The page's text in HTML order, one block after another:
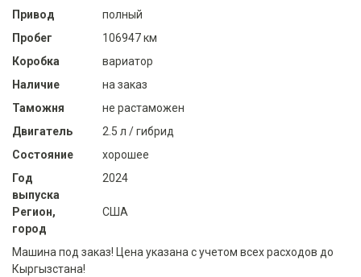
Привод
полный
Пробег
106947 км
Коробка
вариатор
Наличие
на заказ
Таможня
не растаможен
Двигатель
2.5 л / гибрид
Состояние
хорошее
Год
выпуска
2024
Регион,
город
США
Машина под заказ! Цена указана с учетом всех расходов до
Кыргызстана!